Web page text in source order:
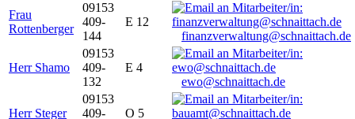
Frau
Rottenberger
09153
409-
144
E 12
finanzverwaltung@schnaittach.de
Herr Shamo
09153
409-
132
E 4
ewo@schnaittach.de
Herr Steger
09153
409-
O 5